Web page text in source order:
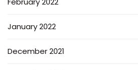
January 2022
December 2021